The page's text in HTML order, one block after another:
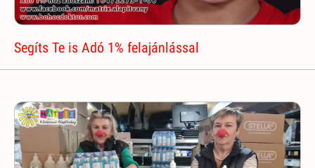
Segíts Te is Adó 1% felajánlással